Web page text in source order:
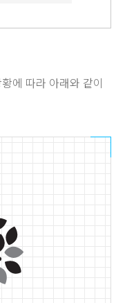
에 따라 아래와 같이